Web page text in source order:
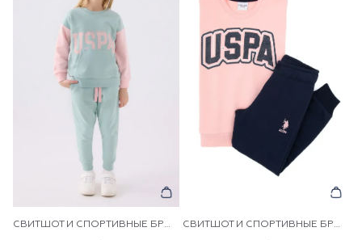
СВИТШОТ И СПОРТИВНЫЕ БРЮКИ ДЛЯ ДЕВОЧЕК СВИТШОТ И СПОРТИВНЫЕ БРЮКИ ДЛЯ ДЕВОЧЕК